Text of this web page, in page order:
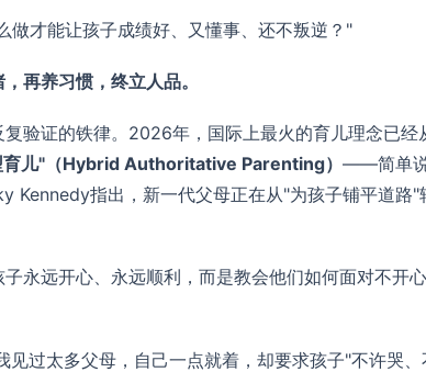
做才能让孩子成绩好、又懂事、还不叛逆？"
再养习惯，终立人品。
验证的铁律。2026年，国际上最火的育儿理念已
育儿"（Hybrid Authoritative Parenting） ——简单说
Kennedy指出，新一代父母正在从"为孩子铺平道路"
永远开心、永远顺利，而是教会他们如何面对不开
见过太多父母，自己一点就着，却要求孩子"不许哭